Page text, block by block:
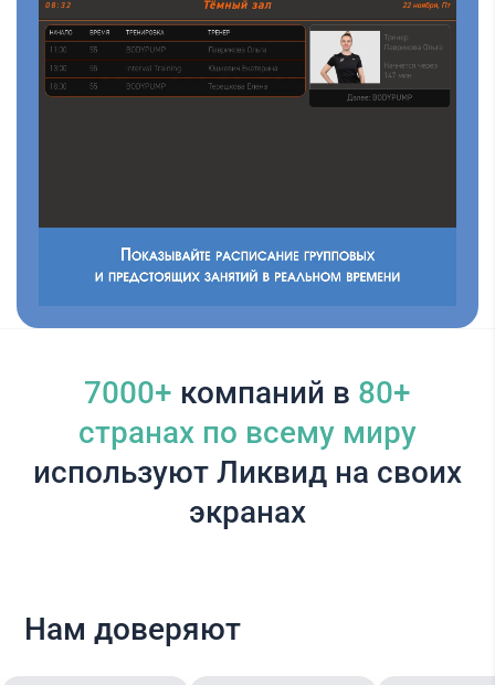
7000+ компаний в 80+
cтранах по всему миру
используют Ликвид на своих
экранах
Нам доверяют